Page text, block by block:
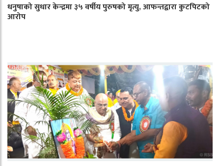
धनुषाको सुधार केन्द्रमा ३५ वर्षीय पुरुषको मृत्यु, आफन्तद्वारा कुटपिटको
आरोप